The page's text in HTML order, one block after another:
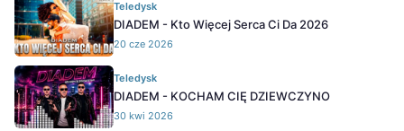
Teledysk
DIADEM - Kto Więcej Serca Ci Da 2026
20 cze 2026
Teledysk
DIADEM - KOCHAM CIĘ DZIEWCZYNO
30 kwi 2026